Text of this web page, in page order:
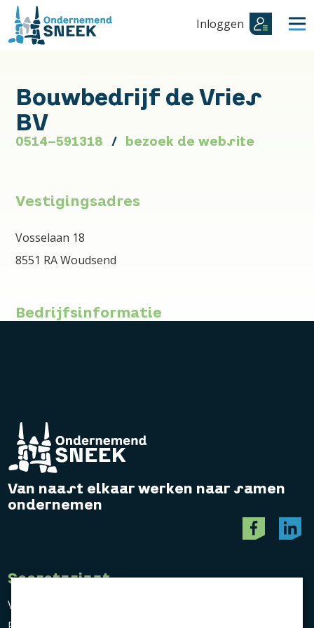
Inloggen
Bouwbedrijf de Vries
BV
0514-591318 bezoek de website
Vestigingsadres
Vosselaan 18
8551 RA Woudsend
Bedrijfsinformatie
Van naast elkaar werken naar samen
ondernemen
Secretariaat
Vereniging Ondernemend Sneek